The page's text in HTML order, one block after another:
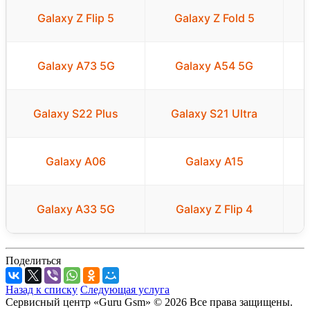
Galaxy Z Flip 5 Galaxy Z Fold 5
Galaxy A73 5G Galaxy A54 5G
Galaxy S22 Plus Galaxy S21 Ultra
Galaxy A06 Galaxy A15
Galaxy A33 5G Galaxy Z Flip 4
Поделиться
Назад к списку Следующая услуга
Сервисный центр «Guru Gsm» © 2026 Все права защищены.